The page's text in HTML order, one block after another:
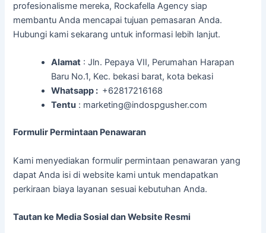
profesionalisme mereka, Rockafella Agency siap
membantu Anda mencapai tujuan pemasaran Anda.
Hubungi kami sekarang untuk informasi lebih lanjut.
Alamat : Jln. Pepaya VII, Perumahan Harapan
Baru No.1, Kec. bekasi barat, kota bekasi
Whatsapp : +62817216168
Tentu : marketing@indospgusher.com
Formulir Permintaan Penawaran
Kami menyediakan formulir permintaan penawaran yang
dapat Anda isi di website kami untuk mendapatkan
perkiraan biaya layanan sesuai kebutuhan Anda.
Tautan ke Media Sosial dan Website Resmi